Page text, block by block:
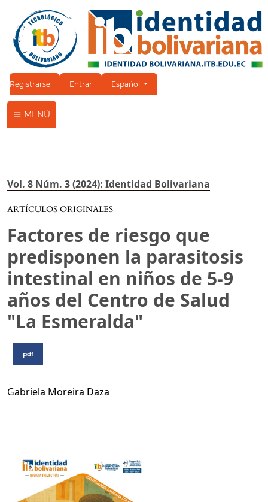
Registrarse Entrar Cambiar el idioma. El idioma actual es:
Español
MENÚ
Vol. 8 Núm. 3 (2024): Identidad Bolivariana
ARTÍCULOS ORIGINALES
Factores de riesgo que
predisponen la parasitosis
intestinal en niños de 5-9
años del Centro de Salud
"La Esmeralda"
pdf
Gabriela Moreira Daza